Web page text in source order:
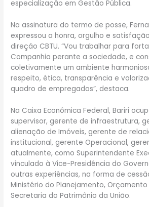
especialização em Gestão Pública.
Na assinatura do termo de posse,
expressou a honra, orgulho e
direção CBTU. “Vou trabalhar para
Companhia perante a sociedade, e
coletivamente um ambiente
respeito, ética, transparência e
quadro de empregados”, destaca.
Na Caixa Econômica Federal, Bariri
supervisor, gerente de infraestrutura,
alienação de Imóveis, gerente de
institucional, gerente Operacional,
atualmente, como Superintendente
vinculado à Vice-Presidência do
outras experiências, na forma de
Ministério do Planejamento,
Secretaria do Patrimônio da União.